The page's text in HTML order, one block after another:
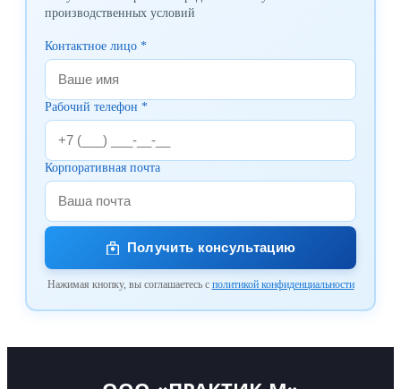
производственных условий
Контактное лицо *
Рабочий телефон *
Корпоративная почта
Получить консультацию
Нажимая кнопку, вы соглашаетесь с политикой конфиденциальности